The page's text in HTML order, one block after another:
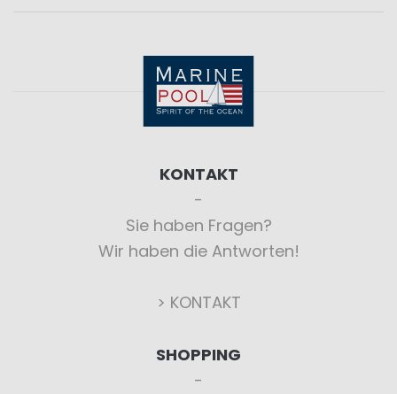
KONTAKT
Sie haben Fragen?
Wir haben die Antworten!
> KONTAKT
SHOPPING